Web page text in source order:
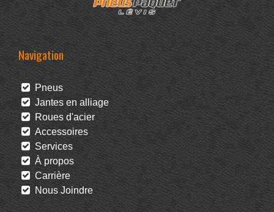
Navigation
Pneus
Jantes en alliage
Roues d'acier
Accessoires
Services
À propos
Carrière
Nous Joindre